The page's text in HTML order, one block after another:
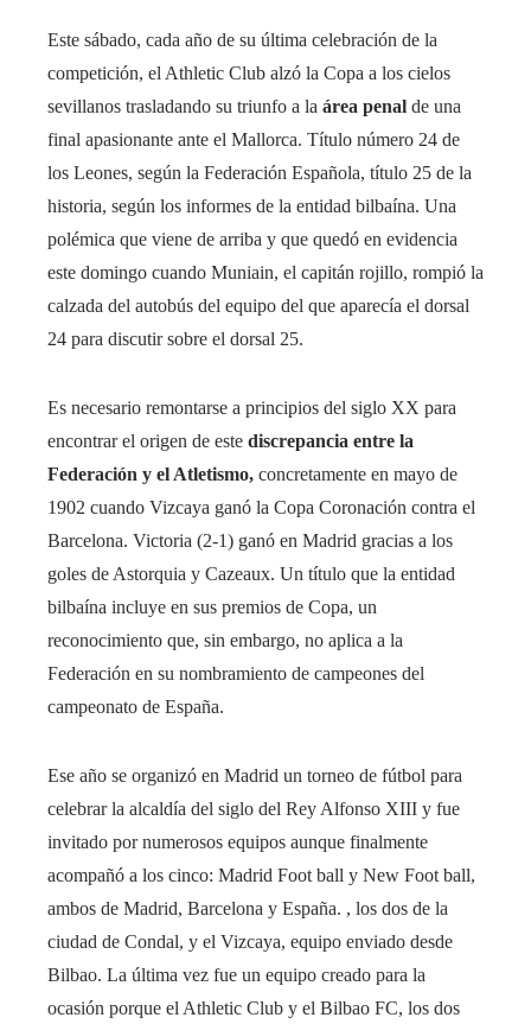
Este sábado, cada año de su última celebración de la
competición, el Athletic Club alzó la Copa a los cielos
sevillanos trasladando su triunfo a la área penal de una
final apasionante ante el Mallorca. Título número 24 de
los Leones, según la Federación Española, título 25 de la
historia, según los informes de la entidad bilbaína. Una
polémica que viene de arriba y que quedó en evidencia
este domingo cuando Muniain, el capitán rojillo, rompió la
calzada del autobús del equipo del que aparecía el dorsal
24 para discutir sobre el dorsal 25.
Es necesario remontarse a principios del siglo XX para
encontrar el origen de este discrepancia entre la
Federación y el Atletismo, concretamente en mayo de
1902 cuando Vizcaya ganó la Copa Coronación contra el
Barcelona. Victoria (2-1) ganó en Madrid gracias a los
goles de Astorquia y Cazeaux. Un título que la entidad
bilbaína incluye en sus premios de Copa, un
reconocimiento que, sin embargo, no aplica a la
Federación en su nombramiento de campeones del
campeonato de España.
Ese año se organizó en Madrid un torneo de fútbol para
celebrar la alcaldía del siglo del Rey Alfonso XIII y fue
invitado por numerosos equipos aunque finalmente
acompañó a los cinco: Madrid Foot ball y New Foot ball,
ambos de Madrid, Barcelona y España. , los dos de la
ciudad de Condal, y el Vizcaya, equipo enviado desde
Bilbao. La última vez fue un equipo creado para la
ocasión porque el Athletic Club y el Bilbao FC, los dos